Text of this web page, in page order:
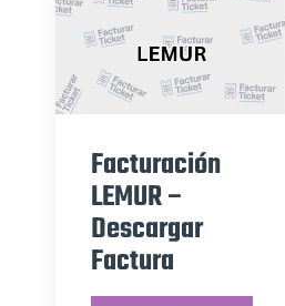
Facturación
LEMUR –
Descargar
Factura